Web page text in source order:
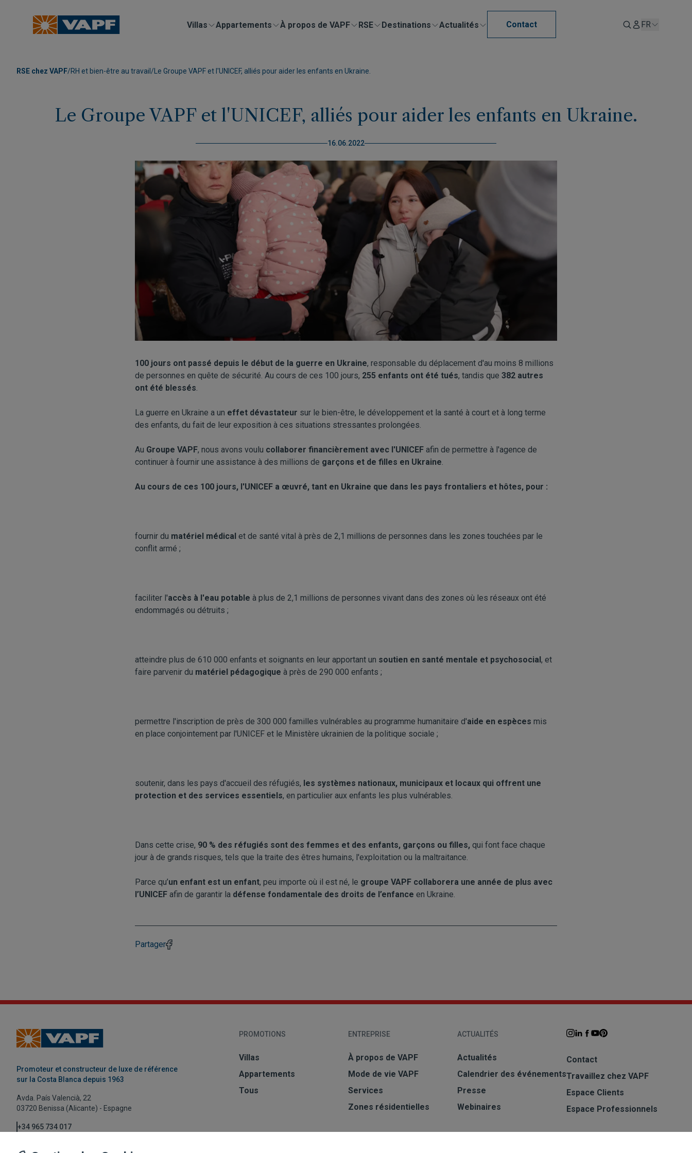
Villas Appartements À propos de VAPF RSE Destinations Actualités Contact FR
RSE chez VAPF/RH et bien-être au travail / Le Groupe VAPF et l'UNICEF, alliés pour aider les enfants en Ukraine.
Le Groupe VAPF et l'UNICEF, alliés pour aider les enfants en Ukraine.
16.06.2022
100 jours ont passé depuis le début de la guerre en Ukraine, responsable du déplacement d'au moins 8 millions
de personnes en quête de sécurité. Au cours de ces 100 jours, 255 enfants ont été tués, tandis que 382 autres
ont été blessés.
La guerre en Ukraine a un effet dévastateur sur le bien-être, le développement et la santé à court et à long terme
des enfants, du fait de leur exposition à ces situations stressantes prolongées.
Au Groupe VAPF, nous avons voulu collaborer financièrement avec l'UNICEF afin de permettre à l'agence de
continuer à fournir une assistance à des millions de garçons et de filles en Ukraine.
Au cours de ces 100 jours, l'UNICEF a œuvré, tant en Ukraine que dans les pays frontaliers et hôtes, pour :
fournir du matériel médical et de santé vital à près de 2,1 millions de personnes dans les zones touchées par le
conflit armé ;
faciliter l'accès à l'eau potable à plus de 2,1 millions de personnes vivant dans des zones où les réseaux ont été
endommagés ou détruits ;
atteindre plus de 610 000 enfants et soignants en leur apportant un soutien en santé mentale et psychosocial, et
faire parvenir du matériel pédagogique à près de 290 000 enfants ;
permettre l'inscription de près de 300 000 familles vulnérables au programme humanitaire d'aide en espèces mis
en place conjointement par l'UNICEF et le Ministère ukrainien de la politique sociale ;
soutenir, dans les pays d'accueil des réfugiés, les systèmes nationaux, municipaux et locaux qui offrent une
protection et des services essentiels, en particulier aux enfants les plus vulnérables.
Dans cette crise, 90 % des réfugiés sont des femmes et des enfants, garçons ou filles, qui font face chaque
jour à de grands risques, tels que la traite des êtres humains, l'exploitation ou la maltraitance.
Parce qu’un enfant est un enfant, peu importe où il est né, le groupe VAPF collaborera une année de plus avec
l’UNICEF afin de garantir la défense fondamentale des droits de l’enfance en Ukraine.
Partager
Promoteur et constructeur de luxe de référence
sur la Costa Blanca depuis 1963
Avda. País Valencià, 22
03720 Benissa (Alicante) - Espagne
+34 965 734 017
PROMOTIONS
Villas
Appartements
Tous
ENTREPRISE
À propos de VAPF
Mode de vie VAPF
Services
Zones résidentielles
ACTUALITÉS
Actualités
Calendrier des événements
Presse
Webinaires
Contact
Travaillez chez VAPF
Espace Clients
Espace Professionnels